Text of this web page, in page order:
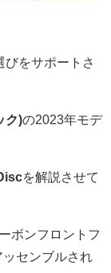
びをサポートさ
ク)の2023年モデ
を解説させて
ボンフロントフ
センブルされ